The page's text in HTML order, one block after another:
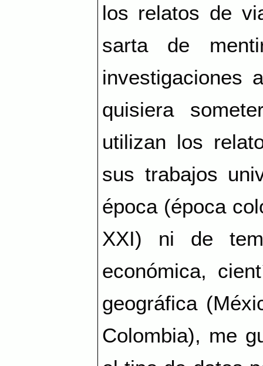
los relatos de
sarta de
investigaciones
quisiera
utilizan los
sus trabajos
época (época
XXI) ni de
económica,
geográfica
Colombia), me